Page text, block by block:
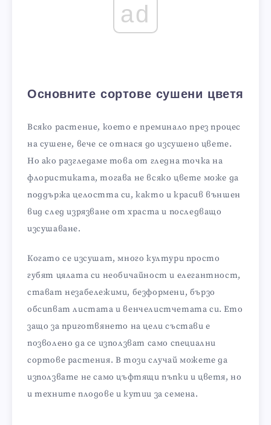
ad
Основните сортове сушени цветя
Всяко растение, което е преминало през процес
на сушене, вече се отнася до изсушено цвете.
Но ако разгледаме това от гледна точка на
флористиката, тогава не всяко цвете може да
поддържа целостта си, както и красив външен
вид след изрязване от храста и последващо
изсушаване.
Когато се изсушат, много култури просто
губят цялата си необичайност и елегантност,
стават незабележими, безформени, бързо
обсипват листата и венчелистчетата си. Ето
защо за приготвянето на цели състави е
позволено да се използват само специални
сортове растения. В този случай можете да
използвате не само цъфтящи пъпки и цветя, но
и техните плодове и кутии за семена.